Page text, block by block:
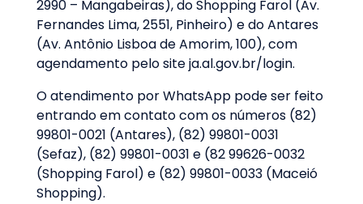
2990 – Mangabeiras), do Shopping Farol (Av.
Fernandes Lima, 2551, Pinheiro) e do Antares
(Av. Antônio Lisboa de Amorim, 100), com
agendamento pelo site ja.al.gov.br/login.
O atendimento por WhatsApp pode ser feito
entrando em contato com os números (82)
99801-0021 (Antares), (82) 99801-0031
(Sefaz), (82) 99801-0031 e (82 99626-0032
(Shopping Farol) e (82) 99801-0033 (Maceió
Shopping).